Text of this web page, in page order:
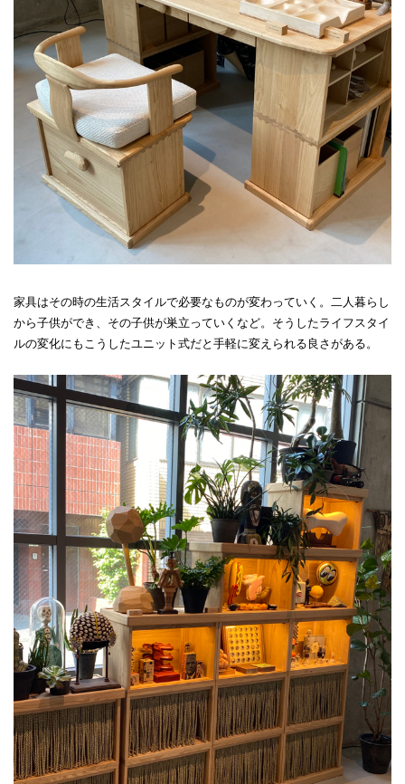
家具はその時の生活スタイルで必要なものが変わっていく。二人暮らし
から子供ができ、その子供が巣立っていくなど。そうしたライフスタイ
ルの変化にもこうしたユニット式だと手軽に変えられる良さがある。